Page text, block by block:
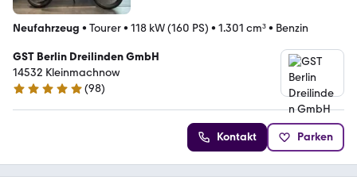
Neufahrzeug • Tourer• 118 kW (160 PS) • 1.301 cm³• Benzin
GST Berlin Dreilinden GmbH
14532 Kleinmachnow
5 Sterne
(98)
Kontakt Parken